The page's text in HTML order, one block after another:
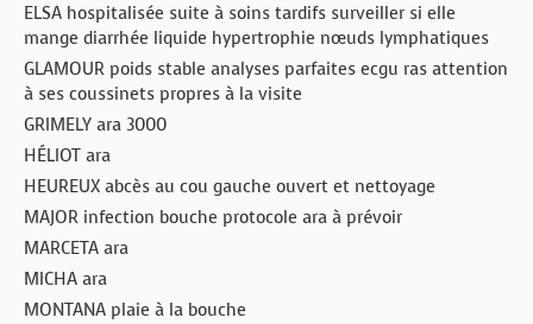
ELSA hospitalisée suite à soins tardifs surveiller si elle
mange diarrhée liquide hypertrophie nœuds lymphatiques
GLAMOUR poids stable analyses parfaites ecgu ras attention
à ses coussinets propres à la visite
GRIMELY ara 3000
HÉLIOT ara
HEUREUX abcès au cou gauche ouvert et nettoyage
MAJOR infection bouche protocole ara à prévoir
MARCETA ara
MICHA ara
MONTANA plaie à la bouche